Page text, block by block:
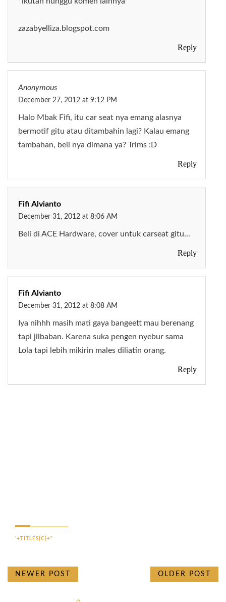
'+TITLES[C]+"
zazabyelliza.blogspot.com
Reply
Anonymous
December 27, 2012 at 9:12 PM
Halo Mbak Fifi, itu car seat nya emang alasnya
bermotif gitu atau ditambahin lagi? Kalau emang
tambahan, beli nya dimana ya? Trims :D
Reply
Fifi Alvianto
December 31, 2012 at 8:06 AM
Beli di ACE Hardware, cover untuk carseat gitu...
Reply
Fifi Alvianto
December 31, 2012 at 8:08 AM
Iya nihhh masih mati gaya bangeett mau berenang
tapi jilbaban. Karena suka pengen nyebur sama
Lola tapi lebih mikirin males diliatin orang.
Reply
NEWER POST OLDER POST